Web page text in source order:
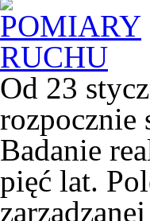
Od 23
rozpocznie
Badanie
pięć lat.